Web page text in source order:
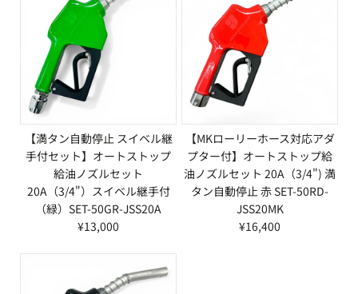
【満タン自動停止 スイベル継
手付セット】オートストップ
給油ノズルセット
20A（3/4"）スイベル継手付
（緑）SET-50GR-JSS20A
¥13,000
【MKローリーホース対応アダ
プター付】オートストップ給
油ノズルセット 20A（3/4") 満
タン自動停止 赤 SET-50RD-
JSS20MK
¥16,400